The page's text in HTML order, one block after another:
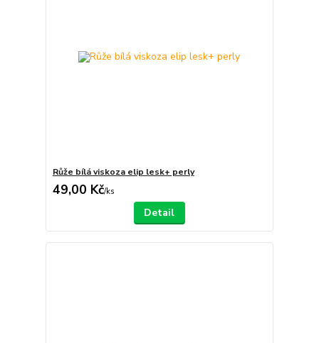
Růže bílá viskoza elip lesk+ perly
49,00 Kč/ks
Detail